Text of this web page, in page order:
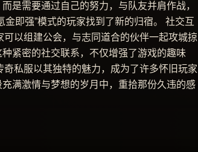
是需要通过自己的努力，与队友并肩作战，
即强”模式的玩家找到了新的归宿。 社交互
以组建公会，与志同道合的伙伴一起攻城掠
紧密的社交联系，不仅增强了游戏的趣味
私服以其独特的魅力，成为了许多怀旧玩家
满激情与梦想的岁月中，重拾那份久违的感